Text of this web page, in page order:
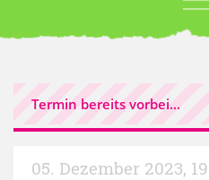
Termin bereits vorbei...
05. Dezember 2023,